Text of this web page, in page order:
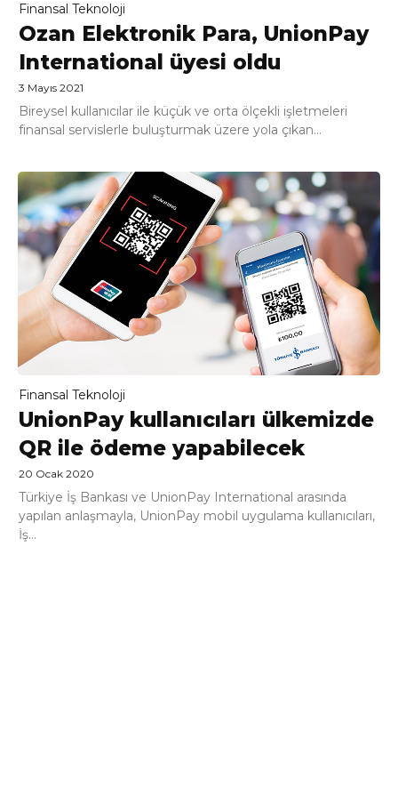
Finansal Teknoloji
Ozan Elektronik Para, UnionPay
International üyesi oldu
3 Mayıs 2021
Bireysel kullanıcılar ile küçük ve orta ölçekli işletmeleri
finansal servislerle buluşturmak üzere yola çıkan...
Finansal Teknoloji
UnionPay kullanıcıları ülkemizde
QR ile ödeme yapabilecek
20 Ocak 2020
Türkiye İş Bankası ve UnionPay International arasında
yapılan anlaşmayla, UnionPay mobil uygulama kullanıcıları,
İş...